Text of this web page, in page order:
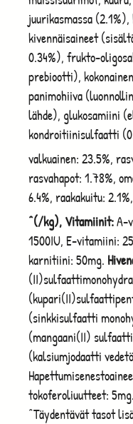
juurikasmassa
kivennäisaineet
0.34%), frukto-
prebiootti),
panimohiiva
lähde), glukosamiini
kondroitiinisulfaatti
valkuainen: 23.5%,
rasvahapot: 1.78%,
6.4%, raakakuitu:
^(/kg), Vitamiinit:A-
1500IU, E-vitamiini:
karnitiini: 50mg.
(sinkkisulfaatti
(mangaani(II)
(kalsiumjodaatti
tokoferoliuutteet:
^Täydentävät tasot